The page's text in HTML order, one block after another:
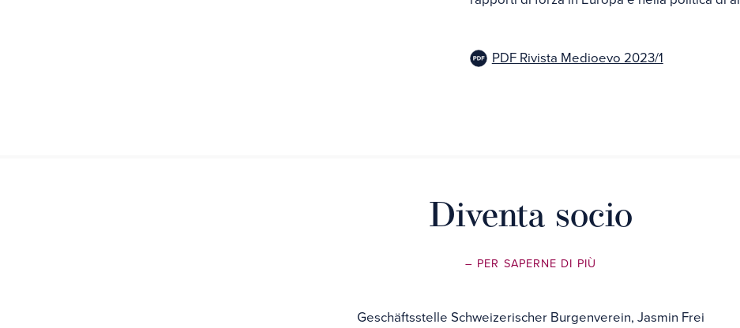
PDF Rivista Medioevo 2023/1
Diventa socio
– PER SAPERNE DI PIÙ
Geschäftsstelle Schweizerischer Burgenverein, Jasmin Frei